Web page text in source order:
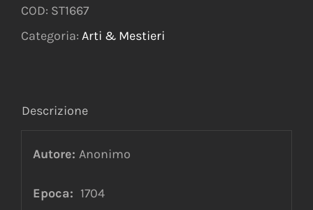
COD: ST1667
Categoria: Arti & Mestieri
Descrizione
Autore: Anonimo
Epoca: 1704